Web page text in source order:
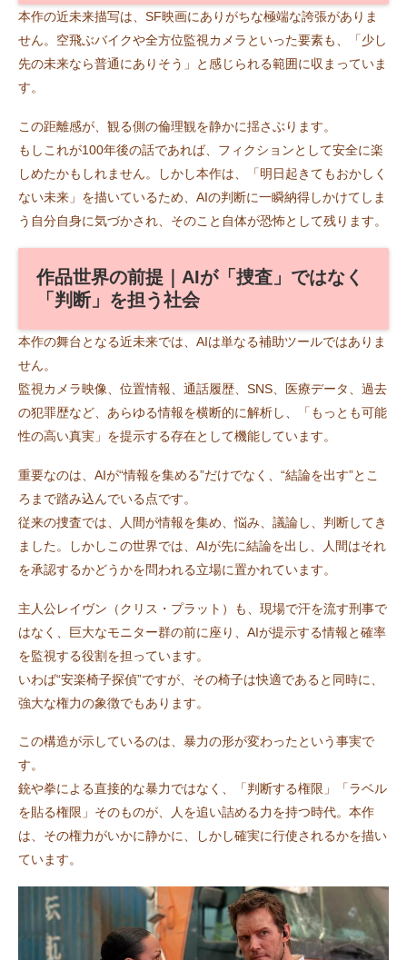
本作の近未来描写は、SF映画にありがちな極端な誇張がありま
せん。空飛ぶバイクや全方位監視カメラといった要素も、「少し
先の未来なら普通にありそう」と感じられる範囲に収まっていま
す。
この距離感が、観る側の倫理観を静かに揺さぶります。
もしこれが100年後の話であれば、フィクションとして安全に楽
しめたかもしれません。しかし本作は、「明日起きてもおかしく
ない未来」を描いているため、AIの判断に一瞬納得しかけてしま
う自分自身に気づかされ、そのこと自体が恐怖として残ります。
作品世界の前提｜AIが「捜査」ではなく
「判断」を担う社会
本作の舞台となる近未来では、AIは単なる補助ツールではありま
せん。
監視カメラ映像、位置情報、通話履歴、SNS、医療データ、過去
の犯罪歴など、あらゆる情報を横断的に解析し、「もっとも可能
性の高い真実」を提示する存在として機能しています。
重要なのは、AIが“情報を集める”だけでなく、“結論を出す”とこ
ろまで踏み込んでいる点です。
従来の捜査では、人間が情報を集め、悩み、議論し、判断してき
ました。しかしこの世界では、AIが先に結論を出し、人間はそれ
を承認するかどうかを問われる立場に置かれています。
主人公レイヴン（クリス・プラット）も、現場で汗を流す刑事で
はなく、巨大なモニター群の前に座り、AIが提示する情報と確率
を監視する役割を担っています。
いわば“安楽椅子探偵”ですが、その椅子は快適であると同時に、
強大な権力の象徴でもあります。
この構造が示しているのは、暴力の形が変わったという事実で
す。
銃や拳による直接的な暴力ではなく、「判断する権限」「ラベル
を貼る権限」そのものが、人を追い詰める力を持つ時代。本作
は、その権力がいかに静かに、しかし確実に行使されるかを描い
ています。